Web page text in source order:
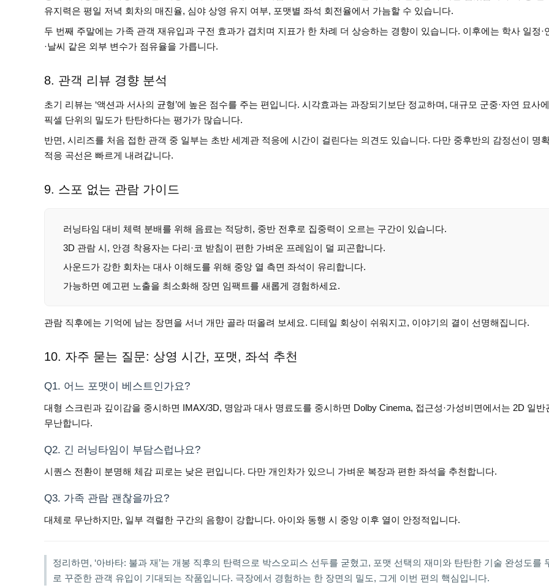
유지력은 평일 저녁 회차의 매진율, 심야 상영 유지 여부, 포맷별 좌석 회전율에서 가늠할 수 있습니다.
두 번째 주말에는 가족 관객 재유입과 구전 효과가 겹치며 지표가 한 차례 더 상승하는 경향이 있습니다. 이후에는 학사 일정·
·날씨 같은 외부 변수가 점유율을 가릅니다.
8. 관객 리뷰 경향 분석
초기 리뷰는 ‘액션과 서사의 균형’에 높은 점수를 주는 편입니다. 시각효과는 과장되기보단 정교하며, 대규모 군중·자연 묘사
픽셀 단위의 밀도가 탄탄하다는 평가가 많습니다.
반면, 시리즈를 처음 접한 관객 중 일부는 초반 세계관 적응에 시간이 걸린다는 의견도 있습니다. 다만 중후반의 감정선이 명
적응 곡선은 빠르게 내려갑니다.
9. 스포 없는 관람 가이드
러닝타임 대비 체력 분배를 위해 음료는 적당히, 중반 전후로 집중력이 오르는 구간이 있습니다.
3D 관람 시, 안경 착용자는 다리·코 받침이 편한 가벼운 프레임이 덜 피곤합니다.
사운드가 강한 회차는 대사 이해도를 위해 중앙 열 측면 좌석이 유리합니다.
가능하면 예고편 노출을 최소화해 장면 임팩트를 새롭게 경험하세요.
관람 직후에는 기억에 남는 장면을 서너 개만 골라 떠올려 보세요. 디테일 회상이 쉬워지고, 이야기의 결이 선명해집니다.
10. 자주 묻는 질문: 상영 시간, 포맷, 좌석 추천
Q1. 어느 포맷이 베스트인가요?
대형 스크린과 깊이감을 중시하면 IMAX/3D, 명암과 대사 명료도를 중시하면 Dolby Cinema, 접근성·가성비면에서는 2D 일반
무난합니다.
Q2. 긴 러닝타임이 부담스럽나요?
시퀀스 전환이 분명해 체감 피로는 낮은 편입니다. 다만 개인차가 있으니 가벼운 복장과 편한 좌석을 추천합니다.
Q3. 가족 관람 괜찮을까요?
대체로 무난하지만, 일부 격렬한 구간의 음향이 강합니다. 아이와 동행 시 중앙 이후 열이 안정적입니다.
정리하면, ‘아바타: 불과 재’는 개봉 직후의 탄력으로 박스오피스 선두를 굳혔고, 포맷 선택의 재미와 탄탄한 기술 완성도를
로 꾸준한 관객 유입이 기대되는 작품입니다. 극장에서 경험하는 한 장면의 밀도, 그게 이번 편의 핵심입니다.